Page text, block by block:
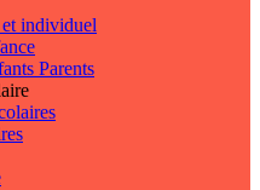
individuel
Parents